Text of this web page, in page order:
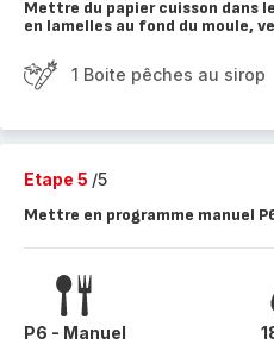
Mettre du papier cuisson dans
en lamelles au fond du moule,
1 Boite pêches au sirop
Etape 5 /5
Mettre en programme manuel
P6 - Manuel